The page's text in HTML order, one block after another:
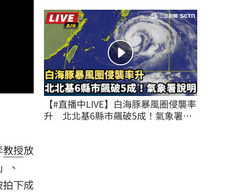
教授放
、
拍下成
【#直播中LIVE】白海豚暴風圈侵襲率
升　北北基6縣市飆破5成！氣象署說